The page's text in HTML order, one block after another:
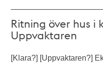
Ritning över hus i
Uppvaktaren
[Klara?] [Uppvaktaren?]